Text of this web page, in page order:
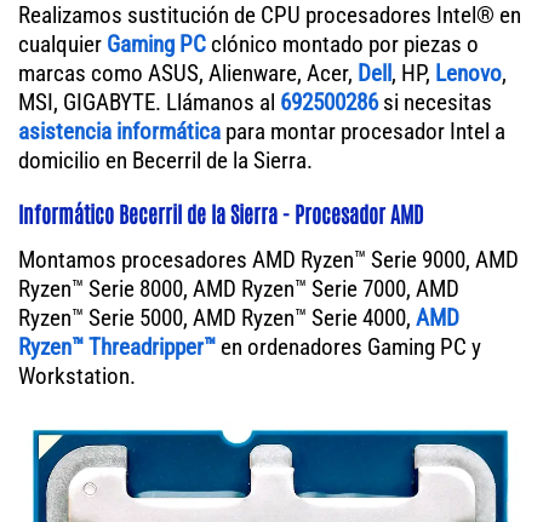
Realizamos sustitución de CPU procesadores Intel® en
cualquier Gaming PC clónico montado por piezas o
marcas como ASUS, Alienware, Acer, Dell, HP, Lenovo,
MSI, GIGABYTE. Llámanos al 692500286si necesitas
asistencia informática para montar procesador Intel a
domicilio en Becerril de la Sierra.
Informático Becerril de la Sierra - Procesador AMD
Montamos procesadores AMD Ryzen™ Serie 9000, AMD
Ryzen™ Serie 8000, AMD Ryzen™ Serie 7000, AMD
Ryzen™ Serie 5000, AMD Ryzen™ Serie 4000, AMD
Ryzen™ Threadripper™ en ordenadores Gaming PC y
Workstation.